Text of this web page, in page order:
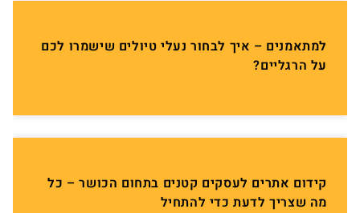
למתאמנים – איך לבחור נעלי טיולים שישמרו לכם
על הרגליים?
קידום אתרים לעסקים קטנים בתחום הכושר – כל
מה שצריך לדעת כדי להתחיל